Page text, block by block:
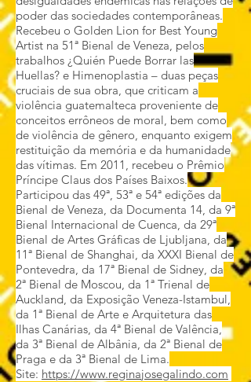
poder das sociedades contemporâneas.
Recebeu o Golden Lion for Best Young
Artist na 51ª Bienal de Veneza, pelos
trabalhos ¿Quién Puede Borrar las
Huellas? e Himenoplastia – duas peças
cruciais de sua obra, que criticam a
violência guatemalteca proveniente de
conceitos errôneos de moral, bem como
de violência de gênero, enquanto exigem
restituição da memória e da humanidade
das vítimas. Em 2011, recebeu o Prêmio
Príncipe Claus dos Países Baixos.
Participou das 49ª, 53ª e 54ª edições da
Bienal de Veneza, da Documenta 14, da 9ª
Bienal Internacional de Cuenca, da 29ª
Bienal de Artes Gráficas de Ljubljana, da
11ª Bienal de Shanghai, da XXXI Bienal de
Pontevedra, da 17ª Bienal de Sidney, da
2ª Bienal de Moscou, da 1ª Trienal de
Auckland, da Exposição Veneza-Istambul,
da 1ª Bienal de Arte e Arquitetura das
Ilhas Canárias, da 4ª Bienal de Valência,
da 3ª Bienal de Albânia, da 2ª Bienal de
Praga e da 3ª Bienal de Lima.
Site: https://www.reginajosegalindo.com